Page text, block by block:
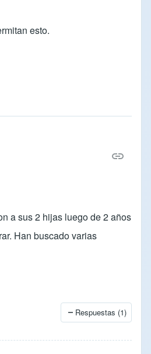
esto.
a sus 2 hijas luego de 2 años
Han buscado varias
Respuestas (1)